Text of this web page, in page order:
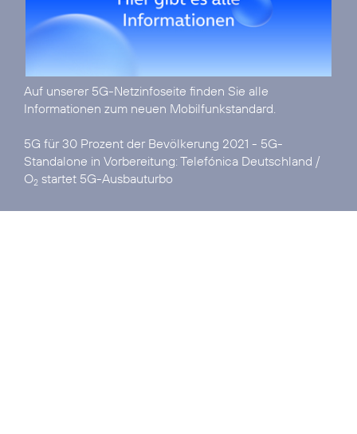
Auf unserer 5G-Netzinfoseite finden Sie alle
Informationen zum neuen Mobilfunkstandard.
5G für 30 Prozent der Bevölkerung 2021 - 5G-
Standalone in Vorbereitung: Telefónica Deutschland /
O2 startet 5G-Ausbauturbo